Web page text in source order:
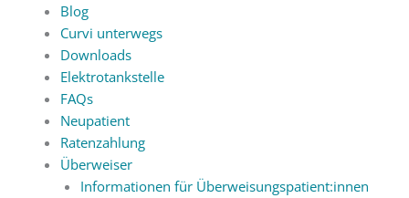
Blog
Curvi unterwegs
Downloads
Elektrotankstelle
FAQs
Neupatient
Ratenzahlung
Überweiser
Informationen für Überweisungspatient:innen